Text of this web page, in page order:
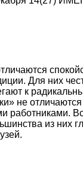
Для них
к
не
работниками.
из них